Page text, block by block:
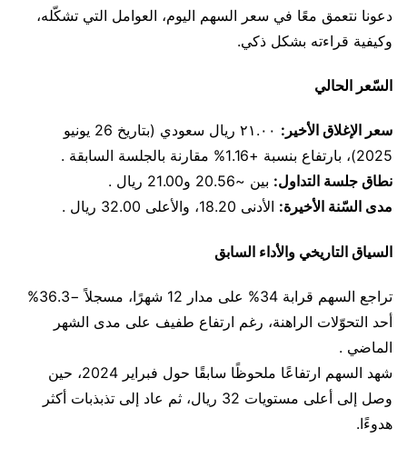
دعونا نتعمق معًا في سعر السهم اليوم، العوامل التي تشكّله،
وكيفية قراءته بشكل ذكي.
السّعر الحالي
سعر الإغلاق الأخير:
٢١.٠٠ ريال سعودي (بتاريخ 26 يونيو
2025)، بارتفاع بنسبة +1.16% مقارنة بالجلسة السابقة .
نطاق جلسة التداول: بين ~20.56 و21.00 ريال .
مدى السّنة الأخيرة: الأدنى 18.20، والأعلى 32.00 ريال .
السياق التاريخي والأداء السابق
تراجع السهم قرابة 34% على مدار 12 شهرًا، مسجلاً −36.3%
أحد التحوّلات الراهنة، رغم ارتفاع طفيف على مدى الشهر
الماضي .
شهد السهم ارتفاعًا ملحوظًا سابقًا حول فبراير 2024، حين
وصل إلى أعلى مستويات 32 ريال، ثم عاد إلى تذبذبات أكثر
هدوءًا.